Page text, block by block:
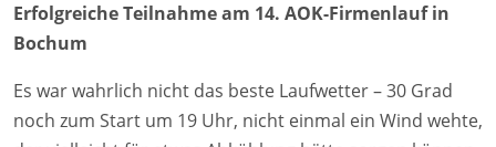
Erfolgreiche Teilnahme am 14. AOK-Firmenlauf in
Bochum
Es war wahrlich nicht das beste Laufwetter – 30 Grad
noch zum Start um 19 Uhr, nicht einmal ein Wind wehte,